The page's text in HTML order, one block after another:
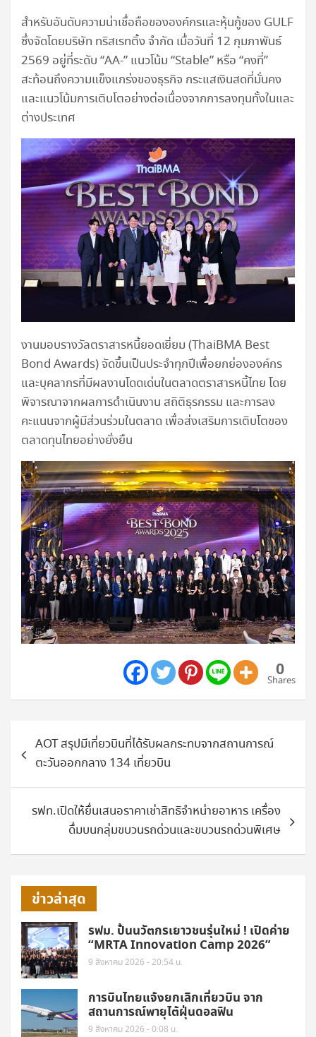
สำหรับอันดับความน่าเชื่อถือขององค์กรและหุ้นกู้ของ GULF
ซึ่งจัดโดยบริษัท ทริสเรทติ้ง จำกัด เมื่อวันที่ 12 กุมภาพันธ์
2569 อยู่ที่ระดับ “AA-” แนวโน้ม “Stable” หรือ “คงที่”
สะท้อนถึงความแข็งแกร่งของธุรกิจ กระแสเงินสดที่มั่นคง
และแนวโน้มการเติบโตอย่างต่อเนื่องจากการลงทุนทั้งในและ
ต่างประเทศ
งานมอบรางวัลตราสารหนี้ยอดเยี่ยม (ThaiBMA Best
Bond Awards) จัดขึ้นเป็นประจำทุกปีเพื่อยกย่ององค์กร
และบุคลากรที่มีผลงานโดดเด่นในตลาดตราสารหนี้ไทย โดย
พิจารณาจากผลการดำเนินงาน สถิติธุรกรรม และการลง
คะแนนจากผู้มีส่วนร่วมในตลาด เพื่อส่งเสริมการเติบโตของ
ตลาดทุนไทยอย่างยั่งยืน
0
Shares
เรื่องAOT สรุปมีเที่ยวบินที่ได้รับผลกระทบจากสถานการณ์
ตะวันออกกลาง 134 เที่ยวบิน
รฟท.เปิดให้ยื่นเสนอราคาเช่าสิทธิจำหน่ายอาหาร เครื่อง
ดื่มบนกลุ่มขบวนรถด่วนและขบวนรถด่วนพิเศษ
ข่าวล่าสุด
รฟม. ปั้นนวัตกรเยาวชนรุ่นใหม่ ! เปิดค่าย
“MRTA Innovation Camp 2026”
9 สิงหาคม 2026 - 20:54 น.
การบินไทยแจ้งยกเลิกเที่ยวบิน จาก
สถานการณ์พายุไต้ฝุ่นดอลฟิน
9 สิงหาคม 2026 - 0:08 น.